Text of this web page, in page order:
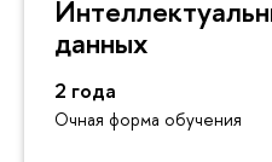
данных
2 года
Очная форма обучения